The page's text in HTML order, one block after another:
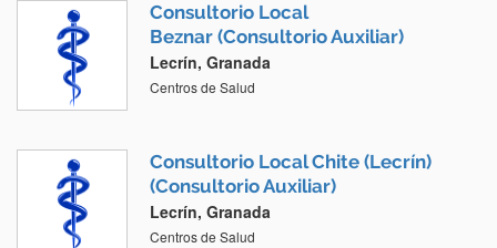
Consultorio Local
Beznar (Consultorio Auxiliar)
Lecrín, Granada
Centros de Salud
Consultorio Local Chite (Lecrín)
(Consultorio Auxiliar)
Lecrín, Granada
Centros de Salud